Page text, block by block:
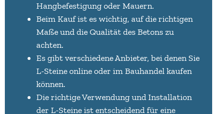
Hangbefestigung oder Mauern.
Beim Kauf ist es wichtig, auf die richtigen
Maße und die Qualität des Betons zu
achten.
Es gibt verschiedene Anbieter, bei denen Sie
L-Steine online oder im Bauhandel kaufen
können.
Die richtige Verwendung und Installation
der L-Steine ist entscheidend für eine